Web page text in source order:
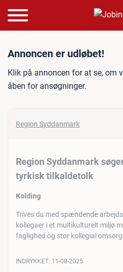
Jobannonce:
Annoncen er udløbet!
Klik på annoncen for at se, om
åben for ansøgninger.
Region Syddanmark
Region Syddanmark
tyrkisk tilkaldetolk
Kolding
Trives du med spændende
kollegaer i et multikulturelt miljø
faglighed og stor kollegial
INDRYKKET: 11-08-2025